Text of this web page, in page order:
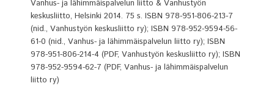
Vanhus- ja lähimmäispalvelun liitto & Vanhustyön
keskusliitto, Helsinki 2014. 75 s. ISBN 978-951-806-213-7
(nid., Vanhustyön keskusliitto ry); ISBN 978-952-9594-56-
61-0 (nid., Vanhus- ja lähimmäispalvelun liitto ry); ISBN
978-951-806-214-4 (PDF, Vanhustyön keskusliitto ry); ISBN
978-952-9594-62-7 (PDF, Vanhus- ja lähimmäispalvelun
liitto ry)